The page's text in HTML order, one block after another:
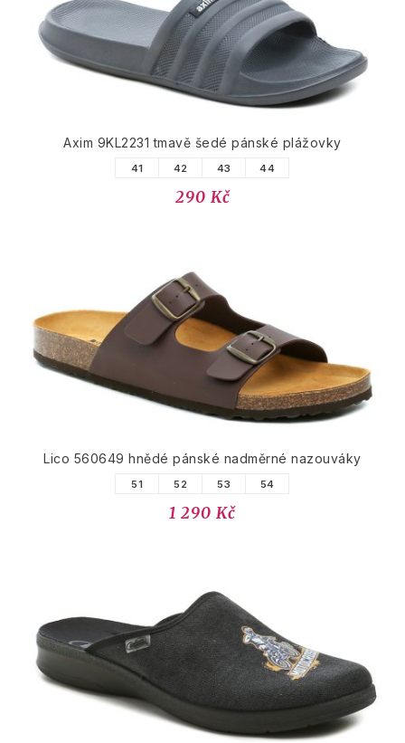
Axim 9KL2231 tmavě šedé pánské plážovky
41 42 43 44
290 Kč
Lico 560649 hnědé pánské nadměrné nazouváky
51 52 53 54
1 290 Kč